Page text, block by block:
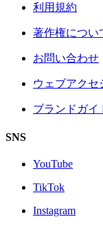
利用規約
著作権につい
お問い合わせ
ウェブアクセ
ブランドガイ
SNS
YouTube
TikTok
Instagram